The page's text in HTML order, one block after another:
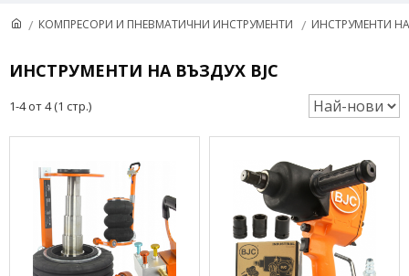
КОМПРЕСОРИ И ПНЕВМАТИЧНИ ИНСТРУМЕНТИ ИНСТРУМЕНТИ
ИНСТРУМЕНТИ НА ВЪЗДУХ BJC
1-4 от 4 (1 стр.)